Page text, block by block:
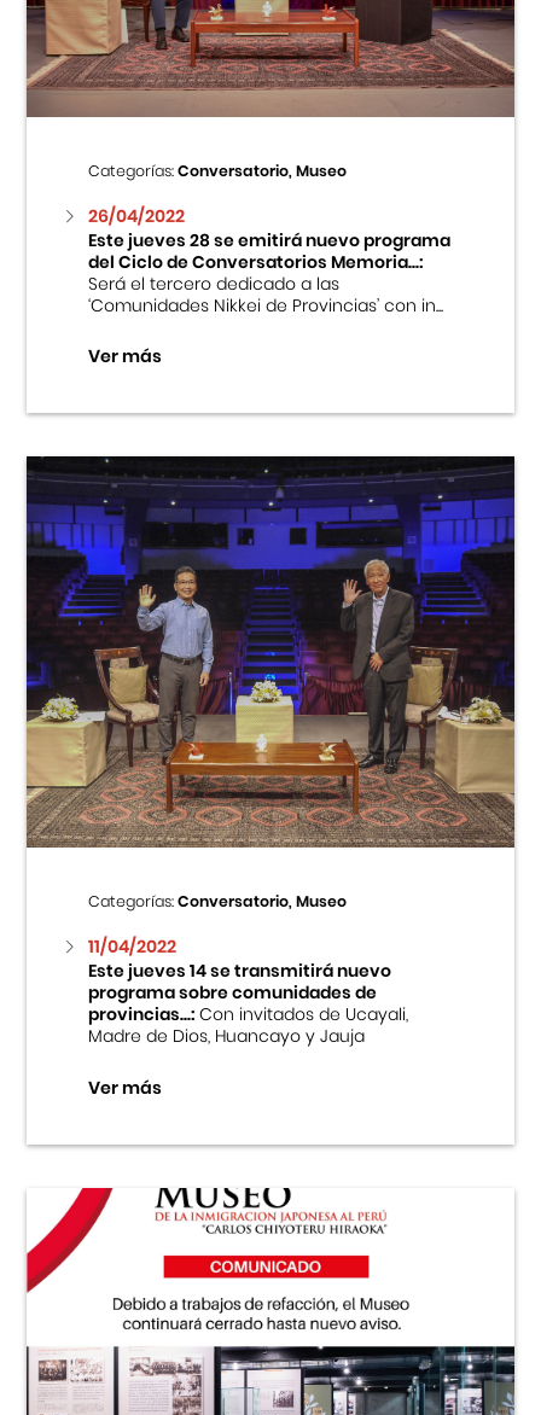
Centro Cultural Peruano Japonés
Museo de la Inmigración Japonesa
Fondo Editorial
Teatro Peruano Japonés
Categorías:Conversatorio, Museo
26/04/2022
Este jueves 28 se emitirá nuevo programa
del Ciclo de Conversatorios Memoria...:
Será el tercero dedicado a las
‘Comunidades Nikkei de Provincias’ con in...
Ver más
Categorías:Conversatorio, Museo
11/04/2022
Este jueves 14 se transmitirá nuevo
programa sobre comunidades de
provincias...:Con invitados de Ucayali,
Madre de Dios, Huancayo y Jauja
Ver más